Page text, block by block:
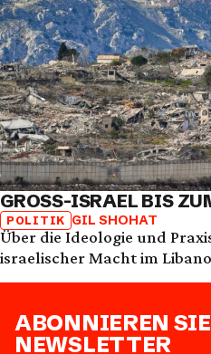
GROSS-ISRAEL BIS
POLITIK GIL SHOHAT
Über die Ideologie und
israelischer Macht im
ABONNIEREN
NEWSLETTER